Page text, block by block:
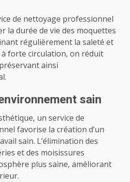
de nettoyage professionnel
la durée de vie des moquettes
régulièrement la saleté et
forte circulation, on réduit
ainsi
sain
un service de
favorise la création d’un
sain. L’élimination des
et des moisissures
plus saine, améliorant